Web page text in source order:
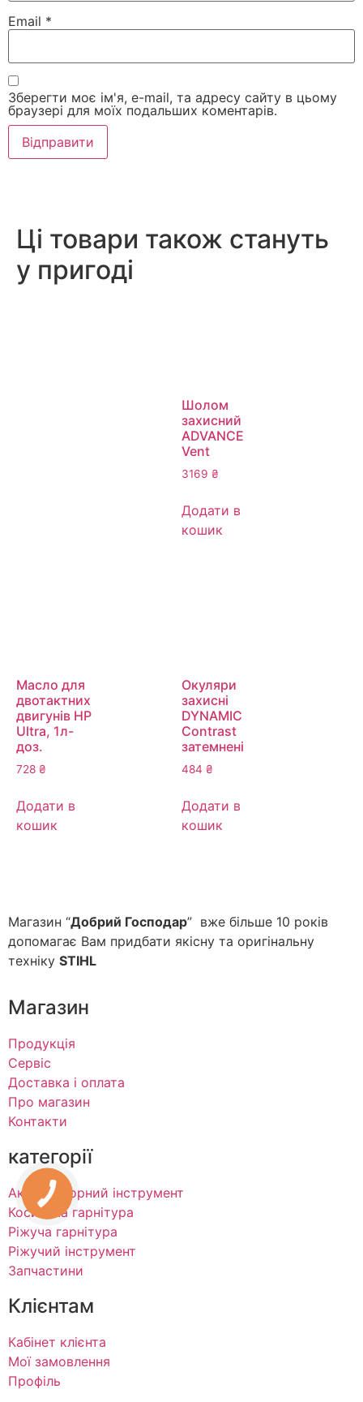
Email *
Зберегти моє ім'я, e-mail, та адресу сайту в цьому
браузері для моїх подальших коментарів.
Ці товари також стануть
у пригоді
Шолом
захисний
ADVANCE
Vent
3169 ₴
Додати в
кошик
Масло для
двотактних
двигунів HP
Ultra, 1л-
доз.
728 ₴
Додати в
кошик
Окуляри
захисні
DYNAMIC
Contrast
затемнені
484 ₴
Додати в
кошик
Магазин “Добрий Господар” вже більше 10 років
допомагає Вам придбати якісну та оригінальну
техніку STIHL
Магазин
Продукція
Сервіс
Доставка і оплата
Про магазин
Контакти
категорії
Акумуляторний інструмент
Косильна гарнітура
Ріжуча гарнітура
Ріжучий інструмент
Запчастини
Клієнтам
Кабінет клієнта
Мої замовлення
Профіль